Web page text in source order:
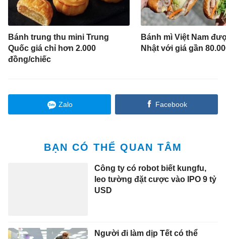
Bánh trung thu mini Trung
Quốc giá chỉ hơn 2.000
đồng/chiếc
Bánh mì Việt Nam
Nhật với giá gần
Zalo Facebook
BẠN CÓ THỂ QUAN TÂM
Công ty có robot biết kungfu,
leo tường đặt cược vào IPO 9 tỷ
USD
Người đi làm dịp Tết có thể